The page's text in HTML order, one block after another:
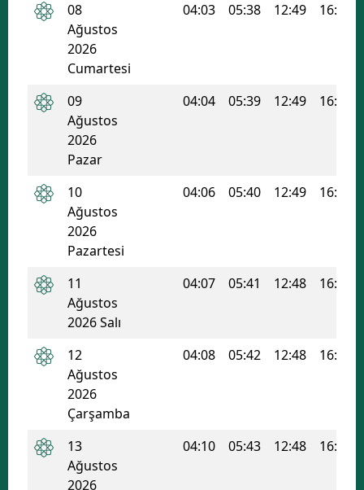
Erzincan
Isparta
İstanbul
Kastamonu
08
Ağustos
2026
Cumartesi
04:03 05:38 12:49 16:38
09
Ağustos
2026
Pazar
04:04 05:39 12:49 16:37
10
Ağustos
2026
Pazartesi
04:06 05:40 12:49 16:37
11
Ağustos
2026 Salı
04:07 05:41 12:48 16:36
12
Ağustos
2026
Çarşamba
04:08 05:42 12:48 16:36
13
Ağustos
2026
04:10 05:43 12:48 16:35